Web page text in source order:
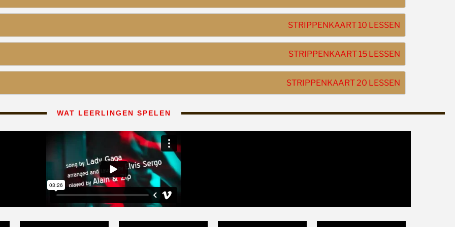
STRIPPENKAART 10 LESSEN
STRIPPENKAART 15 LESSEN
STRIPPENKAART 20 LESSEN
WAT LEERLINGEN SPELEN